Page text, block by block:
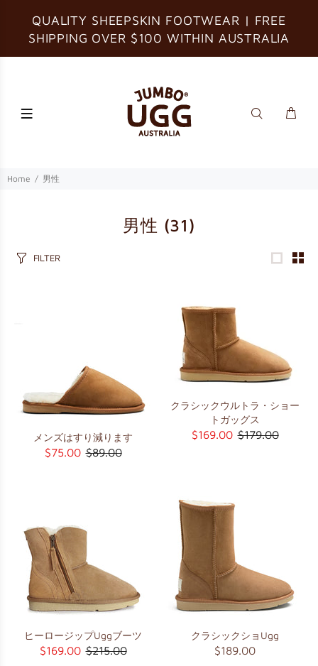
QUALITY SHEEPSKIN FOOTWEAR | FREE
SHIPPING OVER $100 WITHIN AUSTRALIA
Home 男性
男性 (31)
FILTER
メンズはすり減ります
$75.00 $89.00
クラシックウルトラ・ショー
トガッグス
$169.00 $179.00
ヒーロージップUggブーツ
$169.00 $215.00
クラシックショUgg
$189.00